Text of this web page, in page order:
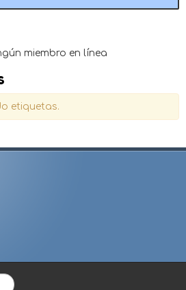
miembro en línea
etiquetas.